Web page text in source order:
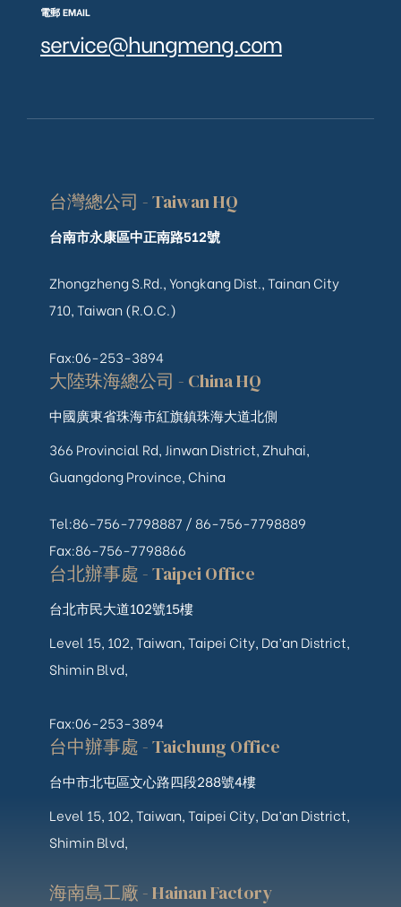
電郵 EMAIL
service@hungmeng.com
台灣總公司 - Taiwan HQ
台南市永康區中正南路512號
Zhongzheng S.Rd., Yongkang Dist., Tainan City
710, Taiwan (R.O.C.)
Fax:06-253-3894
大陸珠海總公司 - China HQ
中國廣東省珠海市紅旗鎮珠海大道北側
366 Provincial Rd, Jinwan District, Zhuhai,
Guangdong Province, China
Tel:86-756-7798887 / 86-756-7798889
Fax:86-756-7798866
台北辦事處 - Taipei Office
台北市民大道102號15樓
Level 15, 102, Taiwan, Taipei City, Da’an District,
Shimin Blvd,
Fax:06-253-3894
台中辦事處 - Taichung Office
台中市北屯區文心路四段288號4樓
Level 15, 102, Taiwan, Taipei City, Da’an District,
Shimin Blvd,
海南島工廠 - Hainan Factory